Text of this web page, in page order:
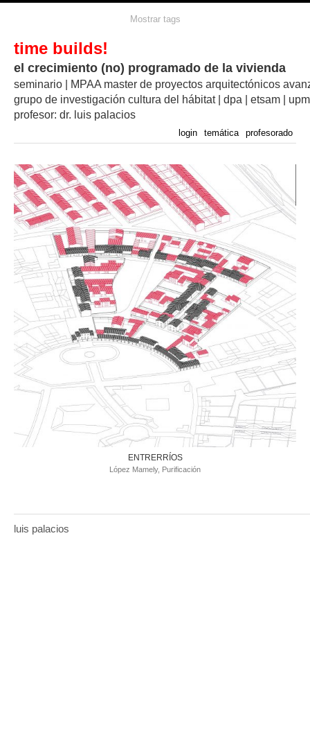
Mostrar tags
time builds!
el crecimiento (no) programado de la vivienda
seminario | MPAA master de proyectos arquitectónicos
grupo de investigación cultura del hábitat | dpa | etsam | upm
profesor: dr. luis palacios
login temática profesorado
ENTRERRÍOS
López Mamely, Purificación
luis palacios